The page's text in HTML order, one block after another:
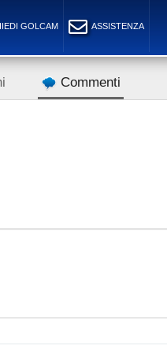
GOLCAM ASSISTENZA
Commenti